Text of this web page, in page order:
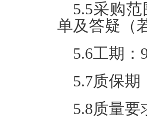
5.5采购
单及答疑（
5.6工期：
5.7质保
5.8质量